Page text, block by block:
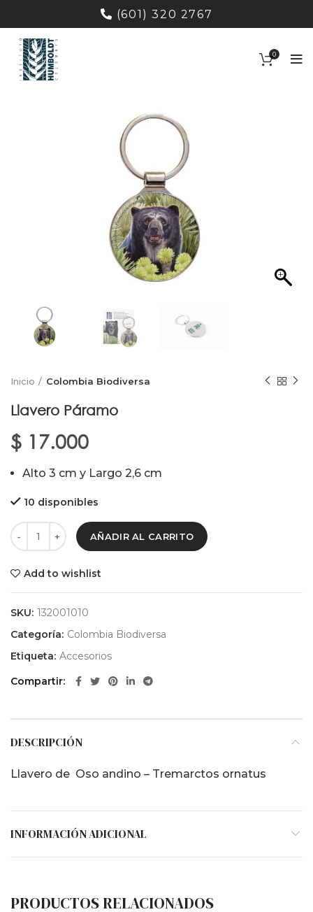
(601) 320 2767
0
Inicio Colombia Biodiversa
Llavero Páramo
$ 17.000
Alto 3 cm y Largo 2,6 cm
10 disponibles
AÑADIR AL CARRITO
Add to wishlist
SKU: 132001010
Categoría: Colombia Biodiversa
Etiqueta: Accesorios
Compartir
DESCRIPCIÓN
Llavero de Oso andino – Tremarctos ornatus
INFORMACIÓN ADICIONAL
PRODUCTOS RELACIONADOS